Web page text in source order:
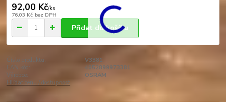
92,00 Kč/ks
76,03 Kč bez DPH
Přidat do košíku
Číslo produktu:
V3381
EAN kód:
4052899973381
Výrobce:
OSRAM
Hlídat cenu / dostupnost